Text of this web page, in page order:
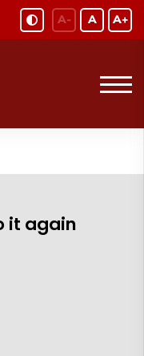
A- A A+
it again